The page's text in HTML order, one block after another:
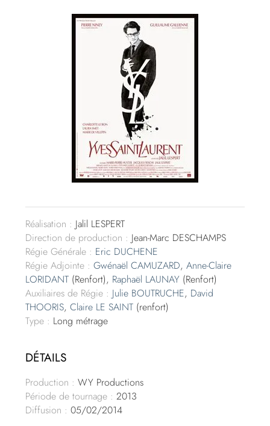
Réalisation : Jalil LESPERT
Direction de production : Jean-Marc DESCHAMPS
Régie Générale : Eric DUCHENE
Régie Adjointe : Gwénaël CAMUZARD,Anne-Claire
LORIDANT (Renfort), Raphaël LAUNAY (Renfort)
Auxiliaires de Régie : Julie BOUTRUCHE, David
THOORIS,Claire LE SAINT (renfort)
Type : Long métrage
DÉTAILS
Production : WY Productions
Période de tournage : 2013
Diffusion : 05/02/2014